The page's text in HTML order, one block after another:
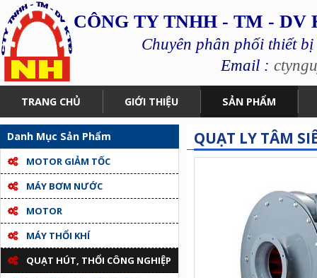
CÔNG TY TNHH - TM -
Chuyên phân phối thiết
Email :
TRANG CHỦ GIỚI THIỆU SẢN PHẨM
Danh Mục Sản Phẩm
MOTOR GIẢM TỐC
MÁY BƠM NƯỚC
MOTOR
MÁY THỔI KHÍ
QUẠT HÚT, THỔI CÔNG NGHIỆP
QUẠT LY TÂM